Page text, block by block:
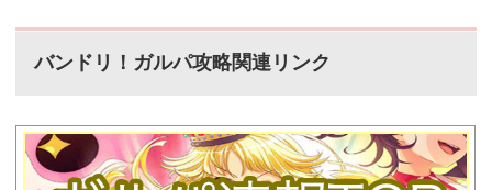
バンドリ！ガルパ攻略関連リンク